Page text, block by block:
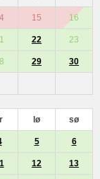
15 16
22 23
29 30
lø sø
5 6
12 13